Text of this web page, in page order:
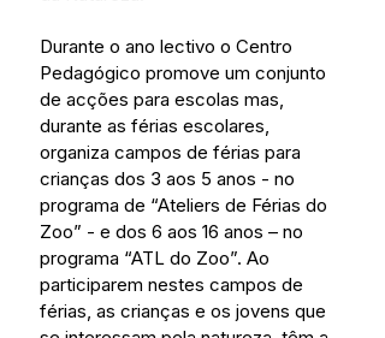
Durante o ano lectivo o Centro
Pedagógico promove um conjunto
de acções para escolas mas,
durante as férias escolares,
organiza campos de férias para
crianças dos 3 aos 5 anos - no
programa de “Ateliers de Férias do
Zoo” - e dos 6 aos 16 anos – no
programa “ATL do Zoo”. Ao
participarem nestes campos de
férias, as crianças e os jovens que